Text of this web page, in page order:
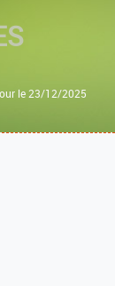
le 23/12/2025